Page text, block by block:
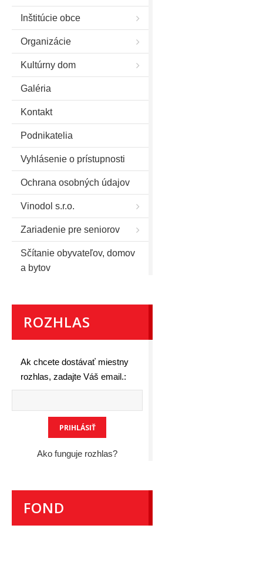
Inštitúcie obce
Organizácie
Kultúrny dom
Galéria
Kontakt
Podnikatelia
Vyhlásenie o prístupnosti
Ochrana osobných údajov
Vinodol s.r.o.
Zariadenie pre seniorov
Sčítanie obyvateľov, domov
a bytov
ROZHLAS
Ak chcete dostávať miestny
rozhlas, zadajte Váš email.:
Ako funguje rozhlas?
FOND